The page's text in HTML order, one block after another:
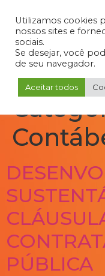
Admin Portal do Aluno
PÚBLICA
Utilizamos cookies
nossos sites e
sociais.
Se desejar, você
de seu navegador.
Aceitar todos